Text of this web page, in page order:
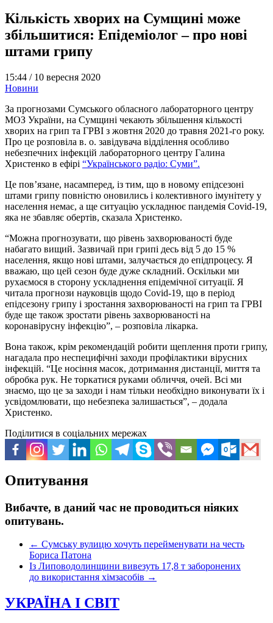
Кількість хворих на Сумщині може
збільшитися: Епідеміолог – про нові
штами грипу
15:44 / 10 вересня 2020
Новини
За прогнозами Сумського обласного лабораторного центру
МОЗ України, на Сумщині чекають збільшення кількості
хворих на грип та ГРВІ з жовтня 2020 до травня 2021-го року.
Про це розповіла в. о. завідувача відділення особливо
небезпечних інфекцій лабораторного центру Галина
Христенко в ефірі “Українського радіо: Суми”.
Це пов’язане, насамперед, із тим, що в новому епідсезоні
штами грипу повністю оновились і колективного імунітету у
населення немає, а ще ситуацію ускладнює пандемія Covid-19,
яка не збавляє обертів, сказала Христенко.
“Можна прогнозувати, що рівень захворюваності буде
набагато вищий. Зазвичай при грипі десь від 5 до 15 %
населення, якщо нові штами, залучається до епідпроцесу. Я
вважаю, що цей сезон буде дуже складний. Оскільки ми
рухаємося в сторону ускладнення епідемічної ситуації. Я
читала прогнози науковців щодо Covid-19, що в період
епідсезону грипу і зростання захворюваності на грип та ГРВІ
буде ще також зростати рівень захворюваності на
коронавірусну інфекцію”, – розповіла лікарка.
Вона також, крім рекомендацій робити щеплення проти грипу,
нагадала про неспецифічні заходи профілактики вірусних
інфекцій. “Це носіння масок, дотримання дистанції, миття та
обробка рук. Не торкатися руками обличчя, очей. Всі ми
знаємо, що це за заходи і нам тільки необхідно виконувати їх і
усвідомлювати, що небезпека залишається”, – додала
Христенко.
Поділитися в соціальних мережах
Опитування
Вибачте, в даний час не проводиться ніяких
опитувань.
← Сумську вулицю хочуть перейменувати на честь
Бориса Патона
Із Липоводолинщини вивезуть 17,8 т заборонених
до використання хімзасобів →
УКРАЇНА І СВІТ